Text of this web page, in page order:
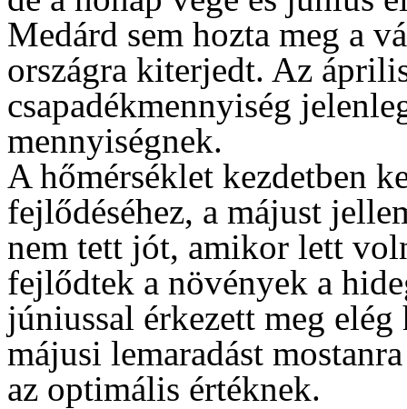
Medárd sem hozta meg a
országra kiterjedt. Az
csapadékmennyiség
mennyiségnek.
A hőmérséklet kezdetben
fejlődéséhez, a májust
nem tett jót, amikor lett
fejlődtek a növények a
júniussal érkezett meg
májusi lemaradást
az optimális értéknek.